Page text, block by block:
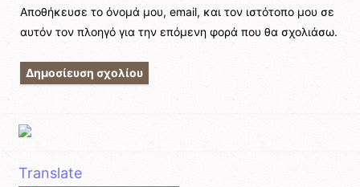
Αποθήκευσε το όνομά μου, email, και τον ιστότοπο μου σε
αυτόν τον πλοηγό για την επόμενη φορά που θα σχολιάσω.
Translate